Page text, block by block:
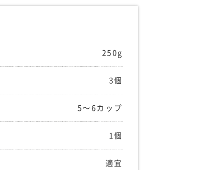
250g
3個
5〜6カップ
1個
適宜